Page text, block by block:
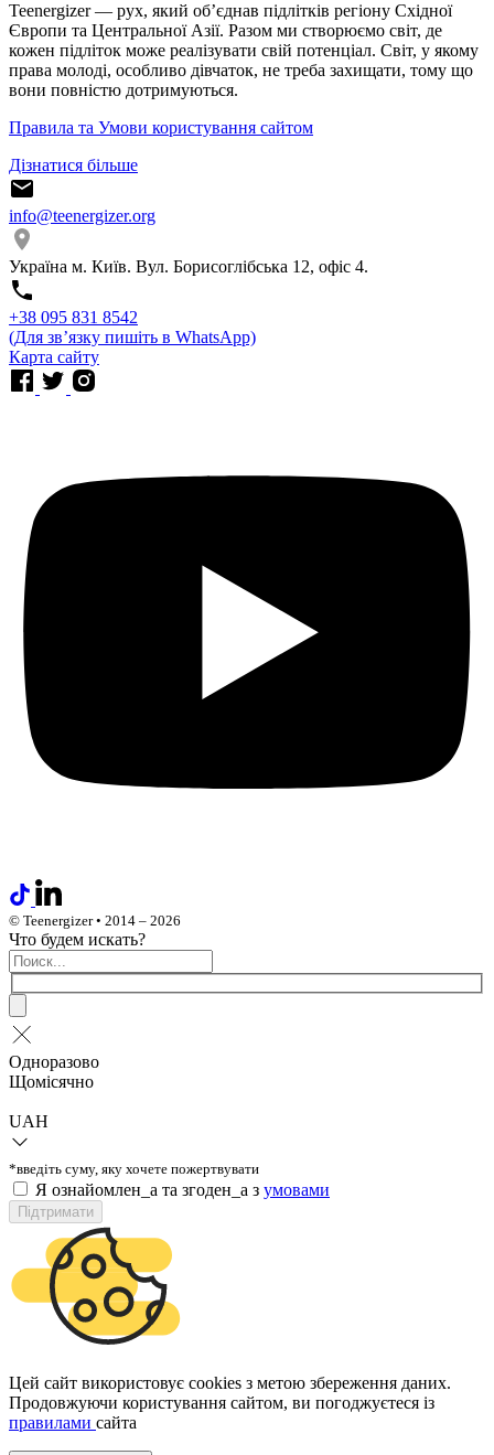
Teenergizer — рух, який об’єднав підлітків регіону Східної
Європи та Центральної Азії. Разом ми створюємо світ, де
кожен підліток може реалізувати свій потенціал. Світ, у якому
права молоді, особливо дівчаток, не треба захищати, тому що
вони повністю дотримуються.
Правила та Умови користування сайтом
Дізнатися більше
info@teenergizer.org
Україна м. Київ. Вул. Борисоглібська 12, офіс 4.
⁨+38 095 831 8542⁩
(Для звʼязку пишіть в WhatsApp)
Карта сайту
© Teenergizer • 2014 – 2026
Что будем искать?
Одноразово
Щомісячно
UAH
*введіть суму, яку хочете пожертвувати
Я ознайомлен_а та згоден_а з умовами
Підтримати
Цей сайт використовує cookies з метою збереження даних.
Продовжуючи користування сайтом, ви погоджуєтеся із
правилами сайта